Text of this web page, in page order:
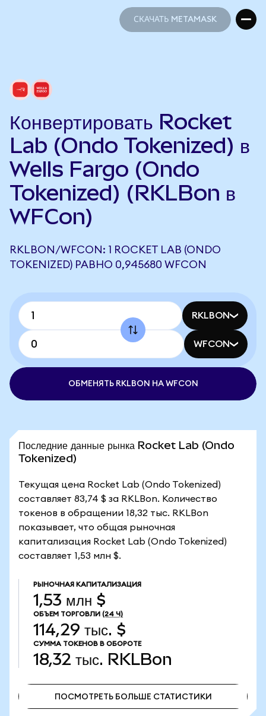
СКАЧАТЬ METAMASK
Конвертировать Rocket
Lab (Ondo Tokenized) в
Wells Fargo (Ondo
Tokenized) (RKLBon в
WFCon)
RKLBON/WFCON: 1 ROCKET LAB (ONDO
TOKENIZED) РАВНО 0,945680 WFCON
RKLBON
WFCON
ОБМЕНЯТЬ RKLBON НА WFCON
Последние данные рынка Rocket Lab (Ondo
Tokenized)
Текущая цена Rocket Lab (Ondo Tokenized)
составляет 83,74 $ за RKLBon. Количество
токенов в обращении 18,32 тыс. RKLBon
показывает, что общая рыночная
капитализация Rocket Lab (Ondo Tokenized)
составляет 1,53 млн $.
РЫНОЧНАЯ КАПИТАЛИЗАЦИЯ
1,53 млн $
ОБЪЕМ ТОРГОВЛИ (24 Ч)
114,29 тыс. $
СУММА ТОКЕНОВ В ОБОРОТЕ
18,32 тыс. RKLBon
ПОСМОТРЕТЬ БОЛЬШЕ СТАТИСТИКИ